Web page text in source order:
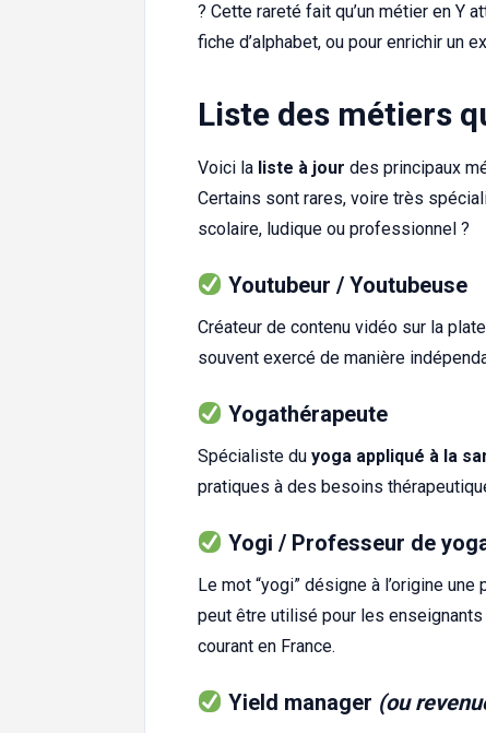
? Cette rareté fait qu’un métier en Y
fiche d’alphabet, ou pour enrichir un
Liste des métiers
Voici la liste à jour des principaux
Certains sont rares, voire très
scolaire, ludique ou professionnel ?
Youtubeur / Youtubeuse
Créateur de contenu vidéo sur la
souvent exercé de manière
Yogathérapeute
Spécialiste du yoga appliqué à la
pratiques à des besoins
Yogi / Professeur de
Le mot “yogi” désigne à l’origine
peut être utilisé pour les
courant en France.
Yield manager (ou